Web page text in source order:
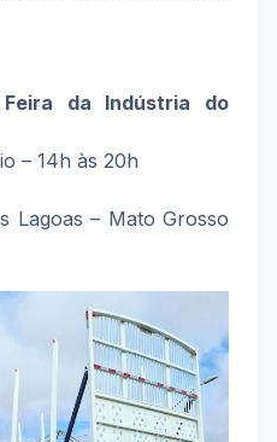
da Indústria do
– 14h às 20h
Lagoas – Mato Grosso